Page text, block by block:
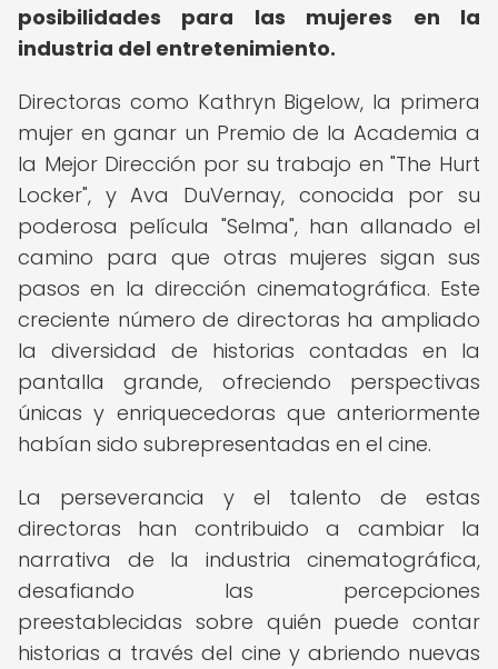
posibilidades para las mujeres en la
industria del entretenimiento.
Directoras como Kathryn Bigelow, la primera
mujer en ganar un Premio de la Academia a
la Mejor Dirección por su trabajo en "The Hurt
Locker", y Ava DuVernay, conocida por su
poderosa película "Selma", han allanado el
camino para que otras mujeres sigan sus
pasos en la dirección cinematográfica. Este
creciente número de directoras ha ampliado
la diversidad de historias contadas en la
pantalla grande, ofreciendo perspectivas
únicas y enriquecedoras que anteriormente
habían sido subrepresentadas en el cine.
La perseverancia y el talento de estas
directoras han contribuido a cambiar la
narrativa de la industria cinematográfica,
desafiando las percepciones
preestablecidas sobre quién puede contar
historias a través del cine y abriendo nuevas